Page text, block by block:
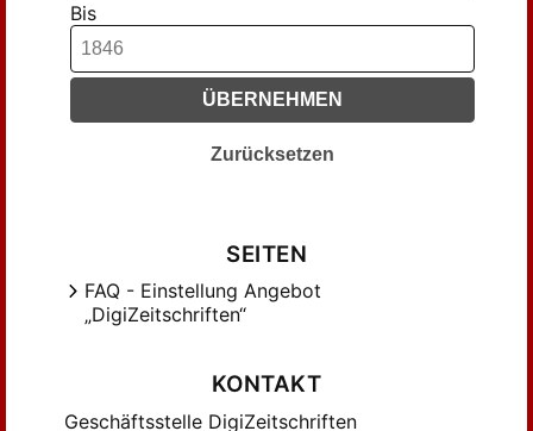
Bis
ÜBERNEHMEN
Zurücksetzen
SEITEN
FAQ - Einstellung Angebot
„DigiZeitschriften“
KONTAKT
Geschäftsstelle DigiZeitschriften